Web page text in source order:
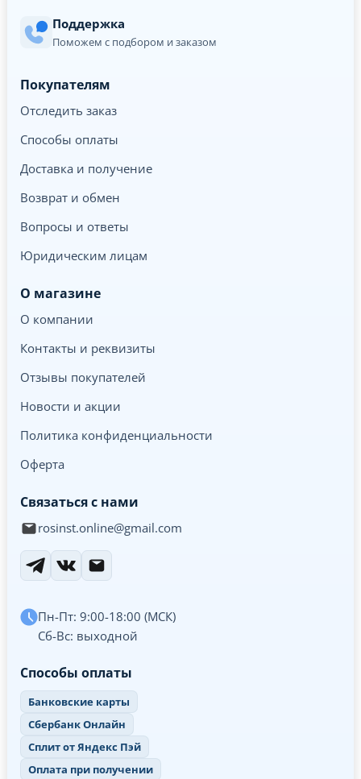
Поддержка
Поможем с подбором и заказом
Покупателям
Отследить заказ
Способы оплаты
Доставка и получение
Возврат и обмен
Вопросы и ответы
Юридическим лицам
О магазине
О компании
Контакты и реквизиты
Отзывы покупателей
Новости и акции
Политика конфиденциальности
Оферта
Связаться с нами
rosinst.online@gmail.com
Пн-Пт: 9:00-18:00 (МСК)
Сб-Вс: выходной
Способы оплаты
Банковские карты
Сбербанк Онлайн
Сплит от Яндекс Пэй
Оплата при получении